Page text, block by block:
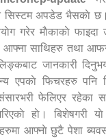
सिस्टम अपडेड भैसकाे
गरेर माैकाकाे
साथिहरु तथा
लिङ्कबाट जानकारी
एपकाे फिचरहरु पनि
फेलिएर रहेका
हाे। बिशेषगरी
आफ्नाे छुटै पेशा